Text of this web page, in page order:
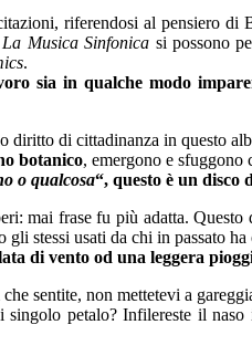
riferendosi al pensiero di
La Musica Sinfonica si possono
.
sia in qualche modo
diritto di cittadinanza in questo
botanico, emergono e sfuggono
o qualcosa“, questo è un disco
mai frase fu più adatta.
stessi usati da chi in passato
di vento od una leggera
sentite, non mettetevi a
petalo? Infilereste il